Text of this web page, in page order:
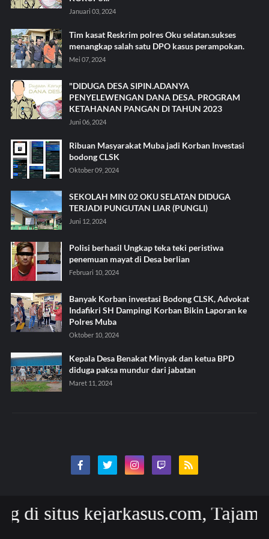
Januari 03, 2024
Tim kasat Reskrim polres Oku selatan.sukses
menangkap salah satu DPO kasus perampokan.
Mei 07, 2024
"DIDUGA DESA SIPIN.ADANYA
PENYELEWENGAN DANA DESA. PROGRAM
KETAHANAN PANGAN DI TAHUN 2023
Juni 06, 2024
Ribuan Masyarakat Muba jadi Korban Investasi
bodong CLSK
Oktober 09, 2024
SEKOLAH MIN 02 OKU SELATAN DIDUGA
TERJADI PUNGUTAN LIAR (PUNGLI)
Juni 12, 2024
Polisi berhasil Ungkap teka teki peristiwa
penemuan mayat di Desa berlian
Februari 10, 2024
Banyak Korban investasi Bodong CLSK, Advokat
Indafikri SH Dampingi Korban Bikin Laporan ke
Polres Muba
Oktober 10, 2024
Kepala Desa Benakat Minyak dan ketua BPD
diduga paksa mundur dari jabatan
Maret 11, 2024
kejarkasus.com, Tajam